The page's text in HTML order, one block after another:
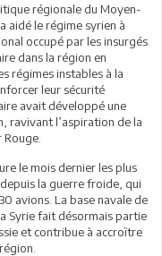
régionale du Moyen-
aidé le régime syrien à
occupé par les insurgés.
dans la région en
régimes instables à la
leur sécurité
avait développé une
ravivant l’aspiration de la
le mois dernier les plus
la guerre froide, qui
avions. La base navale de
Syrie fait désormais partie
et contribue à accroître